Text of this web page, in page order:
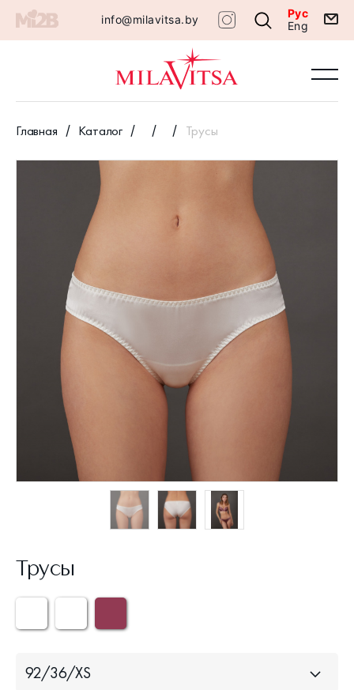
info@milavitsa.by
Рус
Eng
Главная Каталог Трусы
Трусы
92/36/XS